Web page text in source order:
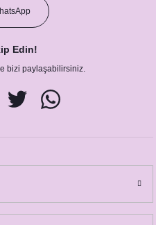
Edin!
bizi paylaşabilirsiniz.